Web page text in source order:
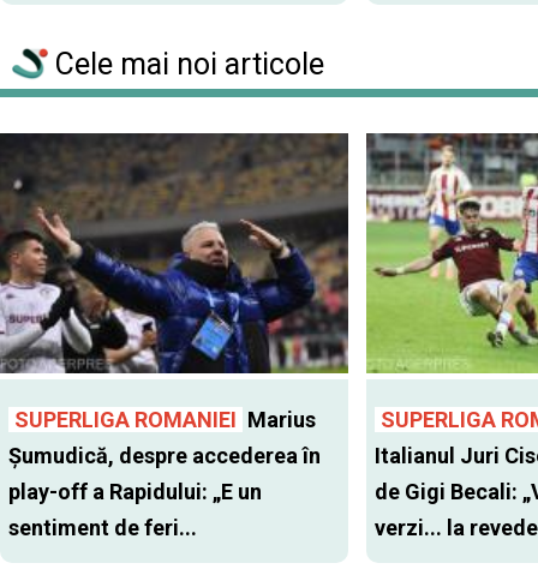
Cele mai noi articole
SUPERLIGA ROMANIEI Marius
Șumudică, despre accederea în
play-off a Rapidului: „E un
sentiment de feri...
SUPERLIGA
Italianul Juri
de Gigi Becali:
verzi... la